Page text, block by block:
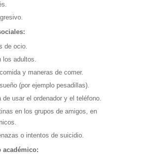
de ocio.
los adultos.
y maneras de comer.
(por ejemplo pesadillas).
de usar el ordenador y el teléfono.
en los grupos de amigos, en
o intentos de suicidio.
académico: